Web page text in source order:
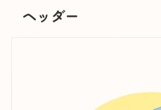
ヘッダー